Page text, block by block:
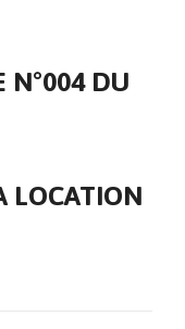
N°004 DU
LOCATION